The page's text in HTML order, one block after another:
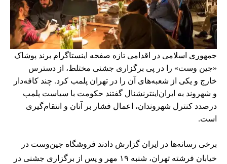
جمهوری اسلامی در اقدامی تازه صفحه اینستاگرام برند پوشاک
«جین وست» را در پی برگزاری جشنی مختلط، از دسترس
خارج و یکی از شعبه‌های آن را در تهران پلمب کرد. چند کافه‌‌دار
و شهروند به ایران‌اینترنشنال گفتند حکومت با سیاست پلمب
درصدد کنترل شهروندان، اعمال فشار بر آنان و انتقام‌گیری
است.
برخی رسانه‌ها در ایران گزارش دادند فروشگاه جین‌وست در
خیابان فرشته تهران، شنبه ۱۹ مهر و پس از برگزاری جشنی در